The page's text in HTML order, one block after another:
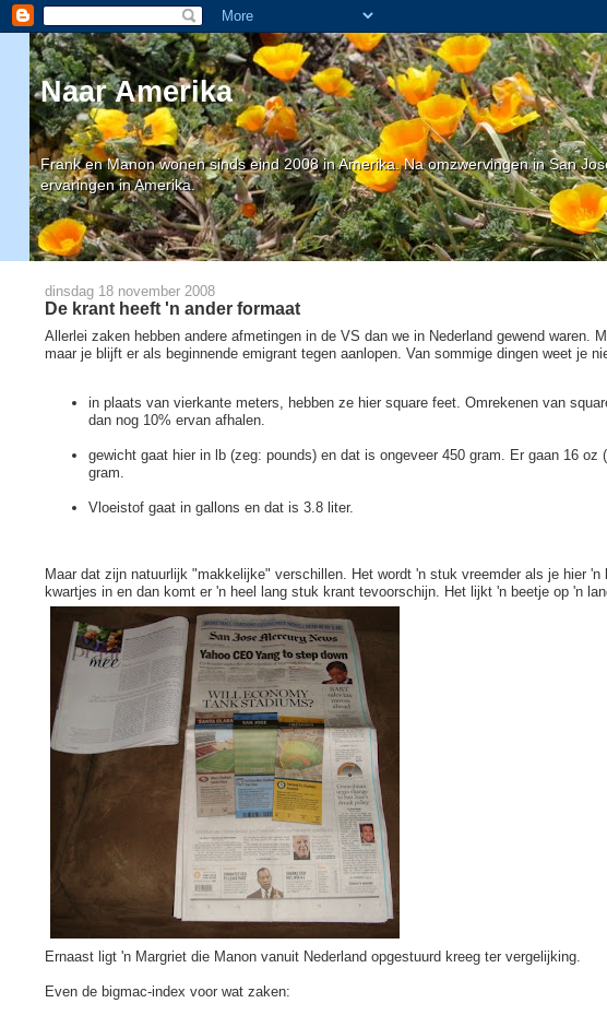
Naar Amerika
Frank en Manon wonen sinds eind 2008 in Amerika. Na omzwervingen in San
ervaringen in Amerika.
dinsdag 18 november 2008
De krant heeft 'n ander formaat
Allerlei zaken hebben andere afmetingen in de VS dan we in Nederland gewend waren.
maar je blijft er als beginnende emigrant tegen aanlopen. Van sommige dingen weet je
in plaats van vierkante meters, hebben ze hier square feet. Omrekenen van
dan nog 10% ervan afhalen.
gewicht gaat hier in lb (zeg: pounds) en dat is ongeveer 450 gram. Er gaan 16
gram.
Vloeistof gaat in gallons en dat is 3.8 liter.
Maar dat zijn natuurlijk "makkelijke" verschillen. Het wordt 'n stuk vreemder als je hier
kwartjes in en dan komt er 'n heel lang stuk krant tevoorschijn. Het lijkt 'n beetje op 'n
Ernaast ligt 'n Margriet die Manon vanuit Nederland opgestuurd kreeg ter vergelijking.
Even de bigmac-index voor wat zaken: